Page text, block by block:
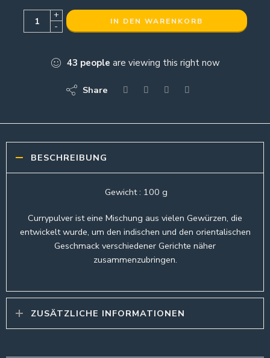
+
-
IN DEN WARENKORB
43 people are viewing this right now
Share
BESCHREIBUNG
Gewicht : 100 g
Currypulver ist eine Mischung aus vielen Gewürzen, die
entwickelt wurde, um den indischen und den orientalischen
Geschmack verschiedener Gerichte näher
zusammenzubringen.
ZUSÄTZLICHE INFORMATIONEN